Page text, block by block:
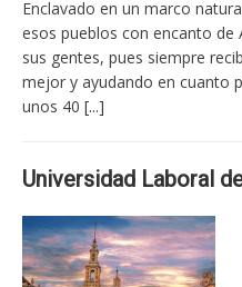
Enclavado en un marco
esos pueblos con encanto de
sus gentes, pues siempre
mejor y ayudando en cuanto
unos 40 [...]
Universidad Laboral